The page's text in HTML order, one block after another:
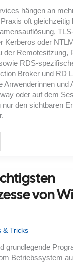
hängen an
oft gleichzeitig
Kerberos oder
der Remotesitzung,
RDS-
Broker und RD
Anwenderinnen und
oder auf dem
nur den sichtbaren
von
& Tricks
grundlegende
Betriebssystem